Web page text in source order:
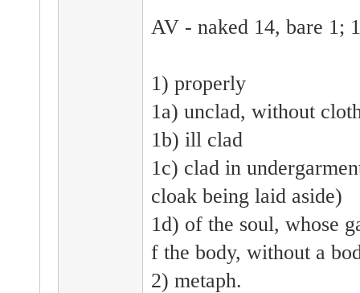
AV - naked 14, bare 1;
1) properly
1a) unclad, without
1b) ill clad
1c) clad in
cloak being laid aside)
1d) of the soul, whose
f the body, without a
2) metaph.